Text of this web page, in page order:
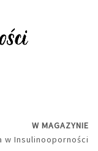
W MAGAZYNIE
w Insulinooporności